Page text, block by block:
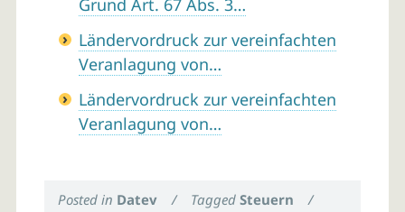
Grund Art. 67 Abs. 3…
Ländervordruck zur vereinfachten
Veranlagung von…
Ländervordruck zur vereinfachten
Veranlagung von…
Posted in Datev / TaggedSteuern /